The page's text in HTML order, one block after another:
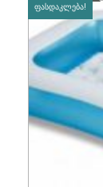
ᲤᲐᲡᲓᲐᲙᲚᲔᲑᲐ!